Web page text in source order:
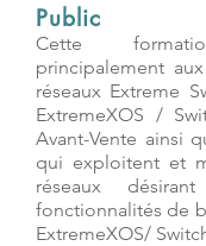
Public
Cette
principalement
réseaux Extreme
ExtremeXOS /
Avant-Vente ainsi
qui exploitent et
réseaux
fonctionnalités de
ExtremeXOS/